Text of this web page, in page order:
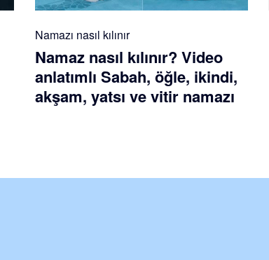
Namazı nasıl kılınır
Namaz nasıl kılınır? Video
anlatımlı Sabah, öğle, ikindi,
akşam, yatsı ve vitir namazı